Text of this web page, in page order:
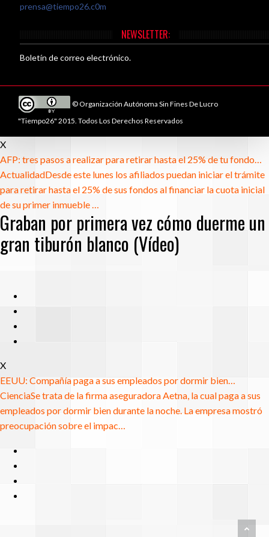
prensa@tiempo26.c0m
NEWSLETTER:
Boletín de correo electrónico.
© Organización Autónoma Sin Fines De Lucro
"Tiempo26" 2015. Todos Los Derechos Reservados
X
AFP: tres pasos a realizar para retirar hasta el 25% de tu fondo…
ActualidadDesde este lunes los afiliados puedan iniciar el trámite
para retirar hasta el 25% de sus fondos al financiar la cuota inicial
de su primer inmueble …
Graban por primera vez cómo duerme un
gran tiburón blanco (Vídeo)
X
EEUU: Compañía paga a sus empleados por dormir bien…
CienciaSe trata de la firma aseguradora Aetna, la cual paga a sus
empleados por dormir bien durante la noche. La empresa mostró
preocupación sobre el impac…